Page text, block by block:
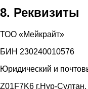
8. Реквизиты
ТОО «Мейкрайт»
БИН 230240010576
Юридический и
Z01F7K6 г.Нур-